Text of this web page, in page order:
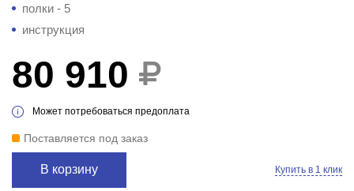
полки - 5
инструкция
80 910
Может потребоваться предоплата
Поставляется под заказ
В корзину Купить в 1 клик